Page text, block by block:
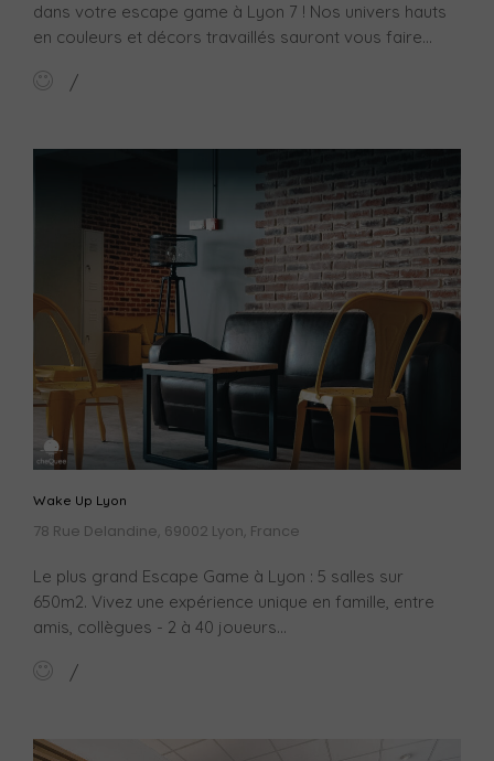
dans votre escape game à Lyon 7 ! Nos univers hauts
en couleurs et décors travaillés sauront vous faire...
Wake Up Lyon
78 Rue Delandine, 69002 Lyon, France
Le plus grand Escape Game à Lyon : 5 salles sur
650m2. Vivez une expérience unique en famille, entre
amis, collègues - 2 à 40 joueurs...